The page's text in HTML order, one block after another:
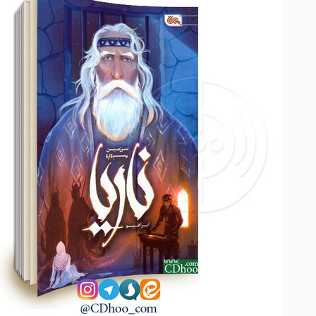
پیکسل
آرایشی بهداشتی آرایشی بهداشتی
اقلام آرایشی
اقلام آرایشی
اقلام بهداشتی
اقلام بهداشتی
داروی گیاهی داروی گیاهی
آرد و سویق آرد و سویق
همه دسته بندی های سلامتکده